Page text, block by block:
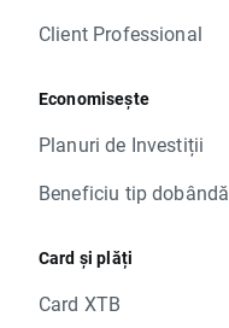
Client Professional
Economisește
Planuri de Investiții
Beneficiu tip dobândă
Card și plăți
Card XTB